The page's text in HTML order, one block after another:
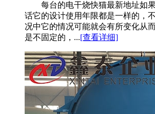
每台的电干烧快猫最新地址如果
话它的设计使用年限都是一样的，
况中它的情况可能就会有所变化从
是不固定的，...[查看详细]